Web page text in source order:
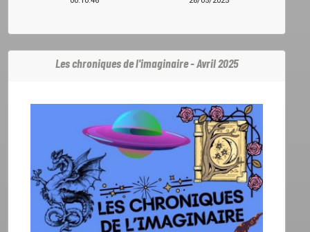
Les chroniques de l'imaginaire - Avril 2025